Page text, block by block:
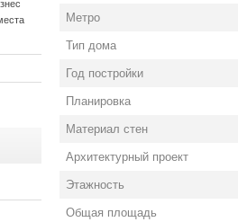
Метро
Тип дома
Год постройки
Планировка
Материал стен
Архитектурный проект
Этажность
Общая площадь